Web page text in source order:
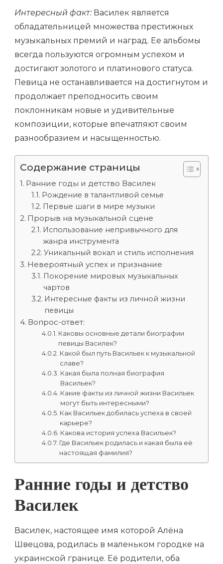
Интересный факт: Василек является
обладательницей множества престижных
музыкальных премий и наград. Ее альбомы
всегда пользуются огромным успехом и
достигают золотого и платинового статуса.
Певица не останавливается на достигнутом и
продолжает преподносить своим
поклонникам новые и удивительные
композиции, которые впечатляют своим
разнообразием и насыщенностью.
Содержание страницы
Ранние годы и детство Василек
Рождение в талантливой семье
Первые шаги в мире музыки
Прорыв на музыкальной сцене
Использование непривычного для
жанра инструмента
Уникальный вокал и стиль исполнения
Невероятный успех и признание
Покорение мировых музыкальных
чартов
Интересные факты из личной жизни
певицы
Вопрос-ответ:
Каковы основные детали биографии
певицы Василек?
Какой был путь Васильек к музыкальной
славе?
Какая была полная биография
Васильек?
Какие факты из личной жизни Васильек
могут быть интересными?
Как Васильек добилась успеха в своей
карьере?
Какова история успеха Васильек?
Где Васильек родилась и какая была её
настоящая фамилия?
Ранние годы и детство
Василек
Василек, настоящее имя которой Алёна
Швецова, родилась в маленьком городке на
украинской границе. Её родители, оба